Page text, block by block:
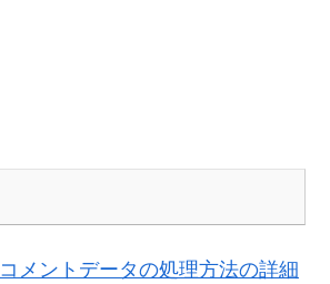
コメントデータの処理方法の詳細